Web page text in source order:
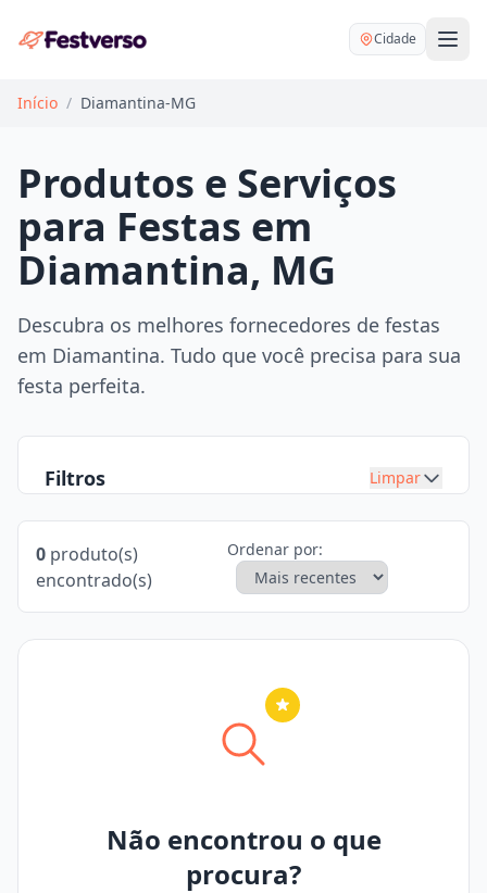
Cidade
Balões delivery
Decoração personalizada
Pegue e Monte
Festa na mesa
Mesas e cadeiras
Buffet
DJ
Início / Diamantina-MG
Produtos e Serviços
para Festas em
Diamantina, MG
Descubra os melhores fornecedores de festas
em Diamantina. Tudo que você precisa para sua
festa perfeita.
Filtros Limpar
0 produto(s)
encontrado(s)
Ordenar por:
Não encontrou o que
procura?